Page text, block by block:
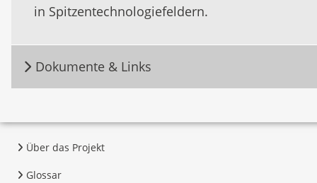
in Spitzentechnologiefeldern.
Dokumente & Links
Über das Projekt
Glossar